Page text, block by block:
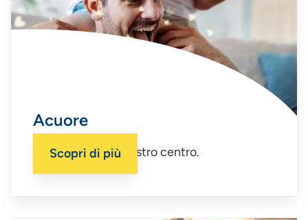
Acuore
La tua salute è il nostro centro.
Scopri di più